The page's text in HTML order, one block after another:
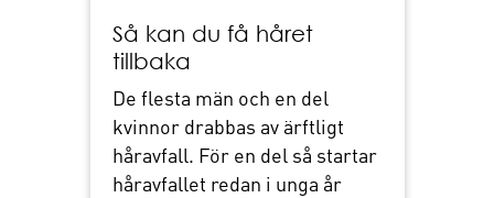
Så kan du få håret
tillbaka
De flesta män och en del
kvinnor drabbas av ärftligt
håravfall. För en del så startar
håravfallet redan i unga år